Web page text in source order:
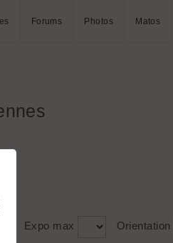
Forums Photos Matos
Expo max
Orientation